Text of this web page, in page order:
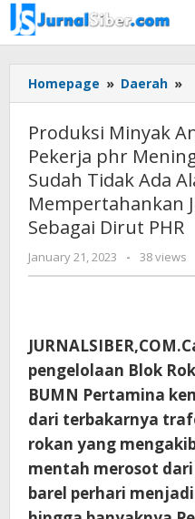
Skip
to
content
Homepage » Daerah »
,
Produksi Minyak
Pekerja phr
Sudah Tidak Ada
Mempertahankan
Sebagai Dirut PHR
January 21, 2023
by
Jurnalsiber
- 38 views
pengelolaan Blok
BUMN Pertamina
dari terbakarnya
rokan yang
mentah merosot
barel perhari